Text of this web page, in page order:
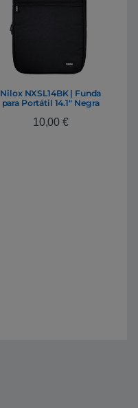
Nilox NXSL14BK | Funda
para Portátil 14.1″ Negra
acolchada
10,00 €